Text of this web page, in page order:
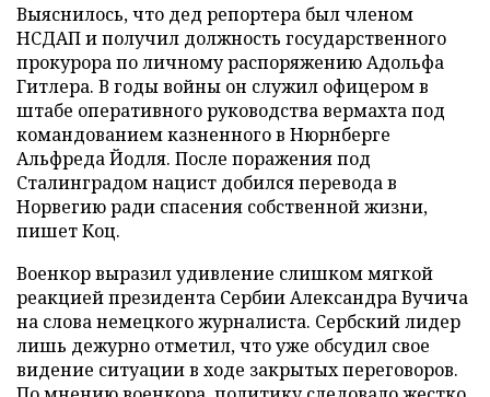
Выяснилось, что дед репортера был членом
НСДАП и получил должность государственного
прокурора по личному распоряжению Адольфа
Гитлера. В годы войны он служил офицером в
штабе оперативного руководства вермахта под
командованием казненного в Нюрнберге
Альфреда Йодля. После поражения под
Сталинградом нацист добился перевода в
Норвегию ради спасения собственной жизни,
пишет Коц.
Военкор выразил удивление слишком мягкой
реакцией президента Сербии Александра Вучича
на слова немецкого журналиста. Сербский лидер
лишь дежурно отметил, что уже обсудил свое
видение ситуации в ходе закрытых переговоров.